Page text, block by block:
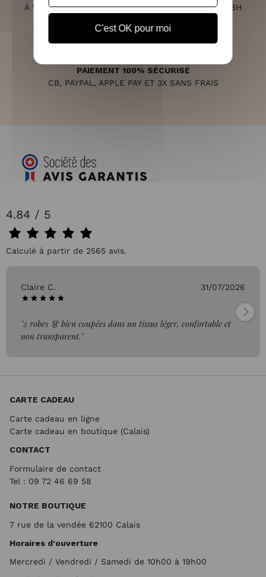
À VOTRE ÉCOUTE DU LUNDI AU SAMEDI DE 10H À 18H
PAIEMENT 100% SÉCURISÉ
CB, PAYPAL, APPLE PAY ET 3X SANS FRAIS
4.84 / 5
Calculé à partir de 2565 avis.
Claire C. 31/07/2026
"2 robes 👗 bien coupées dans un tissus léger, confortable et
non transparent."
CARTE CADEAU
Carte cadeau en ligne
Carte cadeau en boutique (Calais)
CONTACT
Formulaire de contact
Tel : 09 72 46 69 58
NOTRE BOUTIQUE
7 rue de la vendée 62100 Calais
Horaires d'ouverture
Mercredi / Vendredi / Samedi de 10h00 à 19h00
C'est OK pour moi